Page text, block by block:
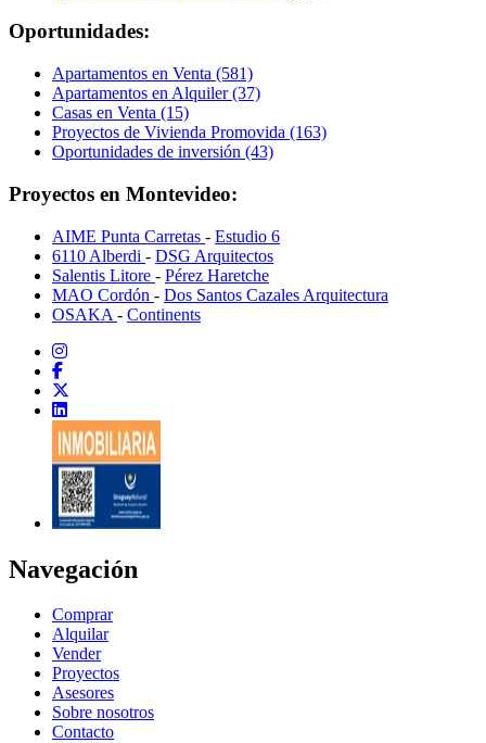
Oportunidades:
Apartamentos en Venta (581)
Apartamentos en Alquiler (37)
Casas en Venta (15)
Proyectos de Vivienda Promovida (163)
Oportunidades de inversión (43)
Proyectos en Montevideo:
AIME Punta Carretas - Estudio 6
6110 Alberdi - DSG Arquitectos
Salentis Litore - Pérez Haretche
MAO Cordón - Dos Santos Cazales Arquitectura
OSAKA - Continents
Navegación
Comprar
Alquilar
Vender
Proyectos
Asesores
Sobre nosotros
Contacto